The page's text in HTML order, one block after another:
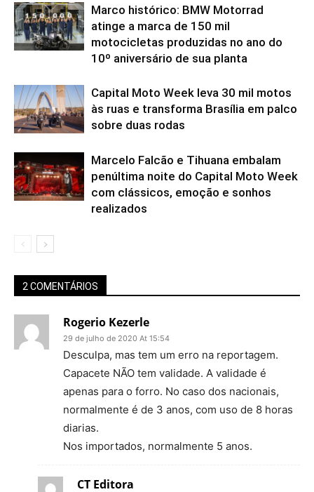
Marco histórico: BMW Motorrad
atinge a marca de 150 mil
motocicletas produzidas no ano do
10º aniversário de sua planta
Capital Moto Week leva 30 mil motos
às ruas e transforma Brasília em palco
sobre duas rodas
Marcelo Falcão e Tihuana embalam
penúltima noite do Capital Moto Week
com clássicos, emoção e sonhos
realizados
2 COMENTÁRIOS
Rogerio Kezerle
29 de julho de 2020 At 15:54
Desculpa, mas tem um erro na reportagem.
Capacete NÃO tem validade. A validade é
apenas para o forro. No caso dos nacionais,
normalmente é de 3 anos, com uso de 8 horas
diarias.
Nos importados, normalmente 5 anos.
CT Editora